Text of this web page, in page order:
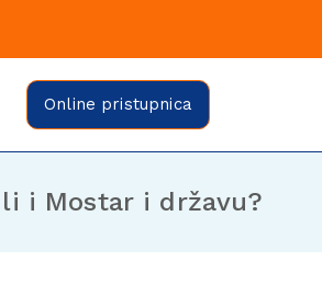
Sarajevo
fronte Sarajevo
Online pristupnica
i Mostar i državu?